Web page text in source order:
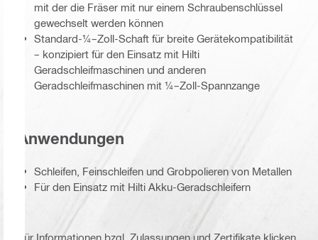
mit der die Fräser mit nur einem Schraubenschlüssel
gewechselt werden können
Standard-¼–Zoll-Schaft für breite Gerätekompatibilität
– konzipiert für den Einsatz mit Hilti
Geradschleifmaschinen und anderen
Geradschleifmaschinen mit ¼–Zoll-Spannzange
Anwendungen
Schleifen, Feinschleifen und Grobpolieren von Metallen
Für den Einsatz mit Hilti Akku-Geradschleifern
Für Informationen bzgl. Zulassungen und Zertifikate klicken